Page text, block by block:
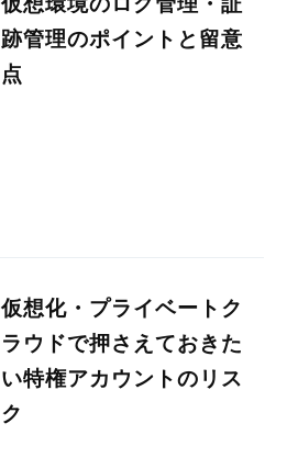
跡管理のポイントと留意
点
仮想化・プライベートク
ラウドで押さえておきた
い特権アカウントのリス
ク